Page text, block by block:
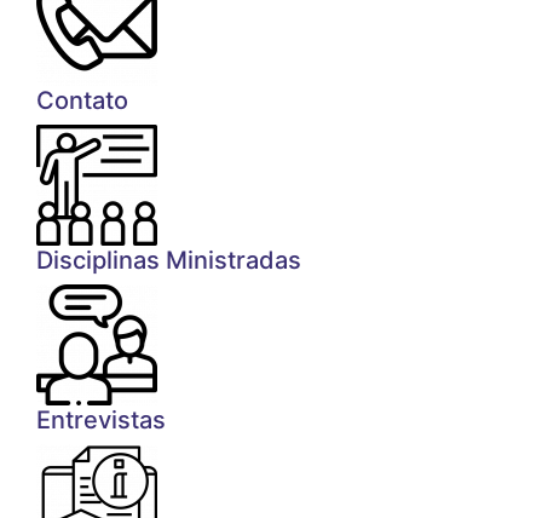
Contato
Disciplinas Ministradas
Entrevistas